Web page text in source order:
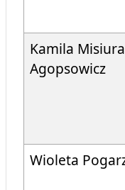
Kamila
Agopsowicz
Wioleta